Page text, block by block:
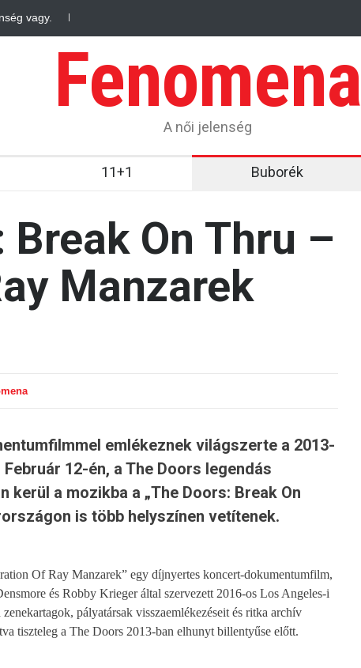
vagy. Fenomena – Egyedi, mint mi, nõk, mindannyian
Fenomena
A női jelenség
11+1 Buborék
Break On Thru –
Manzarek
emlékeznek világszerte a 2013-
12-én, a The Doors legendás
kerül a mozikba a „The Doors: Break On
is több helyszínen vetítenek.
Of Ray Manzarek” egy díjnyertes koncert-dokumentumfilm,
és Robby Krieger által szervezett 2016-os Los Angeles-i
pályatársak visszaemlékezéseit és ritka archív
tiszteleg a The Doors 2013-ban elhunyt billentyűse előtt.